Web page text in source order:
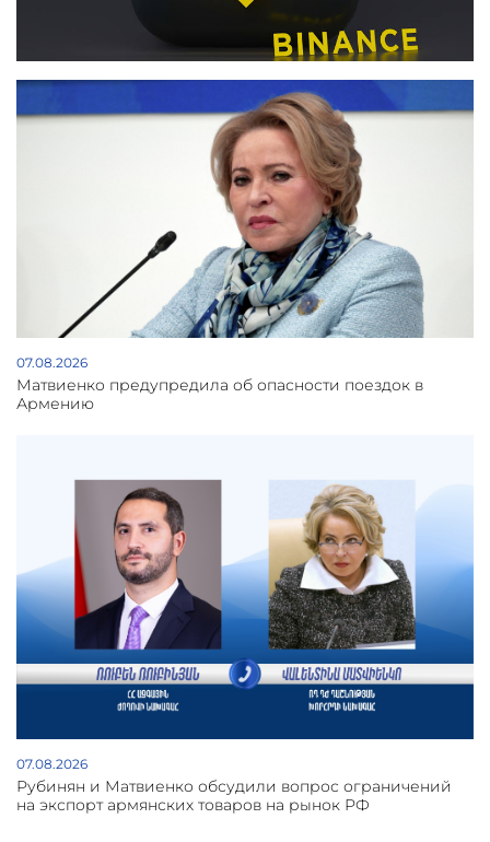
07.08.2026
Матвиенко предупредила об опасности поездок в
Армению
07.08.2026
Рубинян и Матвиенко обсудили вопрос ограничений
на экспорт армянских товаров на рынок РФ